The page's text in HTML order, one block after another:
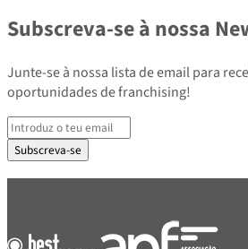
Subscreva-se à nossa
Junte-se à nossa lista de email para
oportunidades de franchising!
Subscreva-se